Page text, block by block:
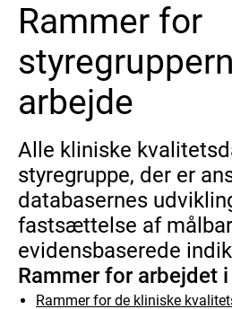
Rammer for
arbejde
Alle kliniske
styregruppe, der er
databasernes
fastsættelse af
evidensbaserede
Rammer for arbejdet
Rammer for de kliniske